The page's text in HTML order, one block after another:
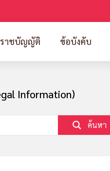
าชบัญญัติ ข้อบังคับ
Information)
ค้นหา